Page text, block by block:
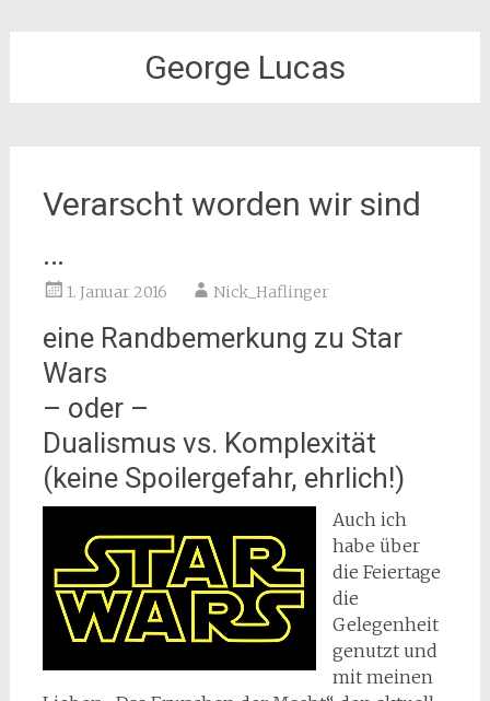
George Lucas
Verarscht worden wir sind
…
1. Januar 2016 Nick_Haflinger
eine Randbemerkung zu Star
Wars
– oder –
Dualismus vs. Komplexität
(keine Spoilergefahr, ehrlich!)
Auch ich
habe über
die Feiertage
die
Gelegenheit
genutzt und
mit meinen